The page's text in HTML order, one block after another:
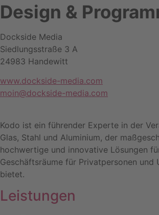
Design &
Dockside Media
Siedlungsstraße 3 A
24983 Handewitt
www.dockside-media.com
moin@dockside-media.com
Kodo ist ein führender Experte in der
Glas, Stahl und Aluminium, der
hochwertige und innovative Lösungen
Geschäftsräume für Privatpersonen und
bietet.
Leistungen